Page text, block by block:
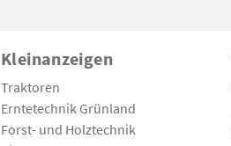
Kleinanzeigen
Traktoren
Erntetechnik Grünland
Forst- und Holztechnik